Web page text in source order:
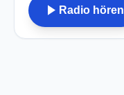
play_arrow Radio hören